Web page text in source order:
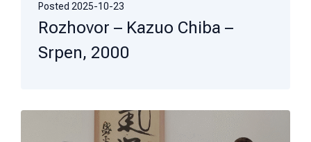
Posted 2025-10-23
Rozhovor – Kazuo Chiba –
Srpen, 2000